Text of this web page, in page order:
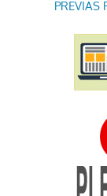
PREVIAS